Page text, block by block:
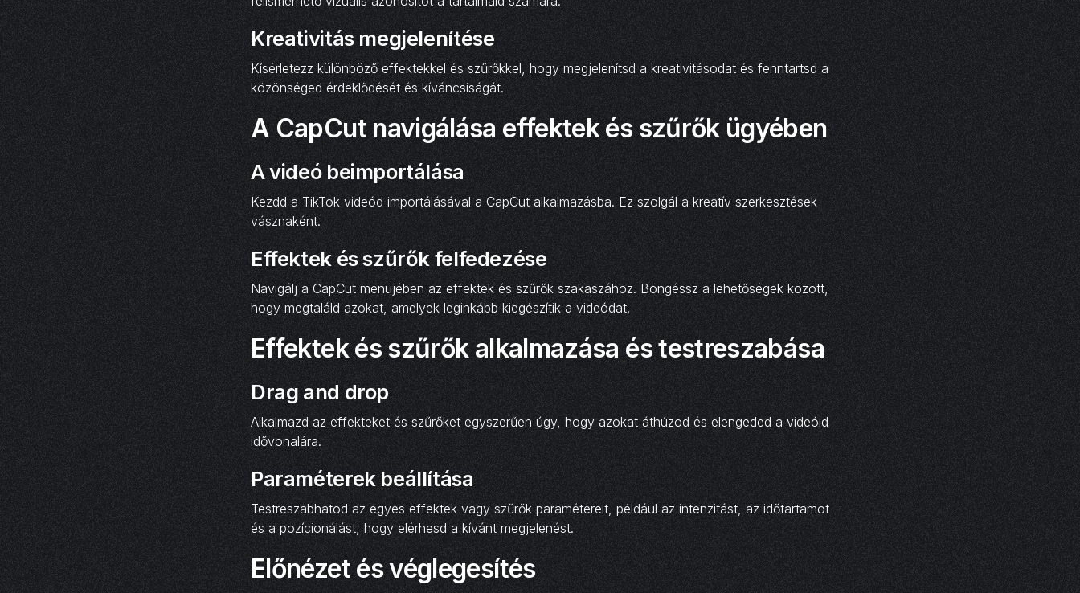
Kreativitás megjelenítése
Kísérletezz különböző effektekkel és szűrőkkel, hogy megjelenítsd a kreativitásodat és fenntartsd a
közönséged érdeklődését és kíváncsiságát.
A CapCut navigálása effektek és szűrők ügyében
A videó beimportálása
Kezdd a TikTok videód importálásával a CapCut alkalmazásba. Ez szolgál a kreatív szerkesztések
vásznaként.
Effektek és szűrők felfedezése
Navigálj a CapCut menüjében az effektek és szűrők szakaszához. Böngéssz a lehetőségek között,
hogy megtaláld azokat, amelyek leginkább kiegészítik a videódat.
Effektek és szűrők alkalmazása és testreszabása
Drag and drop
Alkalmazd az effekteket és szűrőket egyszerűen úgy, hogy azokat áthúzod és elengeded a videóid
idővonalára.
Paraméterek beállítása
Testreszabhatod az egyes effektek vagy szűrők paramétereit, például az intenzitást, az időtartamot
és a pozícionálást, hogy elérhesd a kívánt megjelenést.
Előnézet és véglegesítés